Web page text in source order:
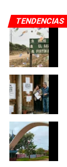
TENDENCIAS